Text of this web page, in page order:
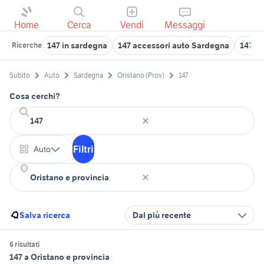
Home Cerca Vendi Messaggi
Ricerche 147 in sardegna 147 accessori auto Sardegna 147 a
Subito Auto Sardegna Oristano (Prov) 147
Cosa cerchi?
Auto Filtri
Salva ricerca Dal più recente
6 risultati
147 a Oristano e provincia